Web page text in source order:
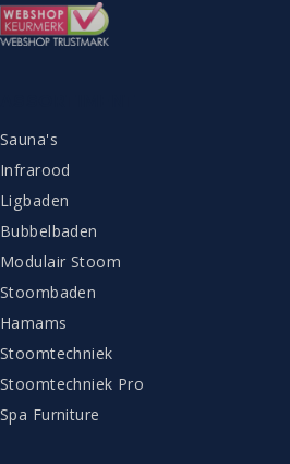
Sauna's
Infrarood
Ligbaden
Bubbelbaden
Modulair Stoom
Stoombaden
Hamams
Stoomtechniek
Stoomtechniek Pro
Spa Furniture